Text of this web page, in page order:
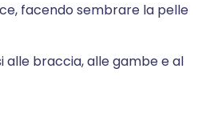
facendo sembrare la pelle
alle braccia, alle gambe e al